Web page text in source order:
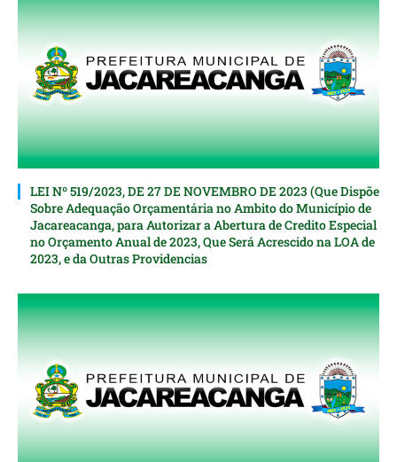
LEI Nº 519/2023, DE 27 DE NOVEMBRO DE 2023 (Que Dispõe
Sobre Adequação Orçamentária no Ambito do Município de
Jacareacanga, para Autorizar a Abertura de Credito Especial
nо Orçamento Anual de 2023, Que Será Acrescido na LOA de
2023, e da Outras Providencias